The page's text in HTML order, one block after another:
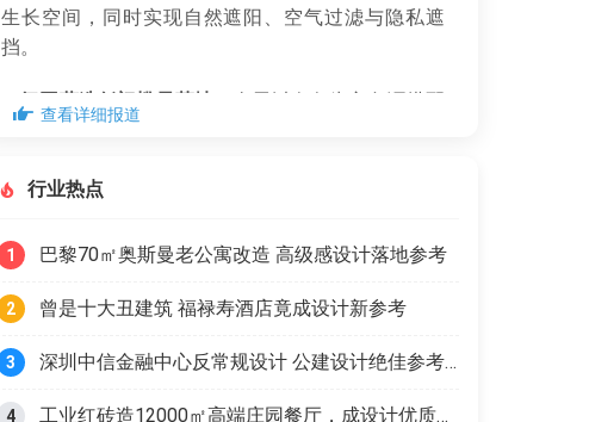
生长空间，同时实现自然遮阳、空气过滤与隐私遮
挡。
氛围营造低门槛易落地：
全屋以白灰为主色调搭配
木元素中和冷感，选平价宜家纸质灯打造柔和漫射
低成本就能做出静谧松弛的居住氛围。
查看详细报道
行业热点
1 巴黎70㎡奥斯曼老公寓改造 高级感设计落地参考
2 曾是十大丑建筑 福禄寿酒店竟成设计新参考
3 深圳中信金融中心反常规设计 公建设计绝佳参考范本
4 工业红砖造12000㎡高端庄园餐厅，成设计优质范本